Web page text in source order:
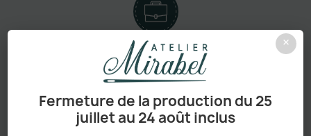
×
Fermeture de la production du 25
juillet au 24 août inclus
Adapté aux pros comme aux particuliers